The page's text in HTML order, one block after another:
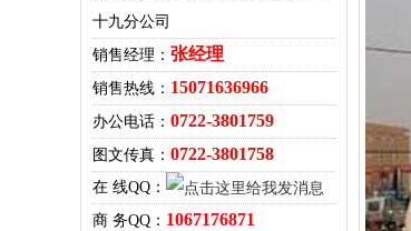
十九分公司
销售经理： 张经理
销售热线： 15071636966
办公电话： 0722-3801759
图文传真： 0722-3801758
在 线QQ：
商 务QQ： 1067176871